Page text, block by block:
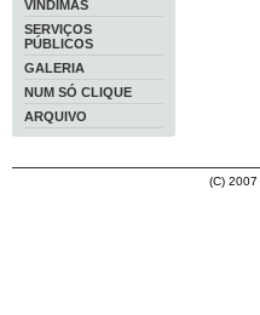
VINDIMAS
SERVIÇOS
PÚBLICOS
GALERIA
NUM SÓ CLIQUE
ARQUIVO
(C) 2007